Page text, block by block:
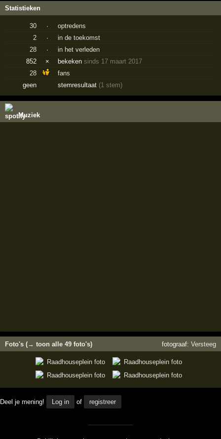
Statistieken
30 ·
optredens
2
·
in de toekomst
28
·
in het verleden
852
× bekekensinds 17 maart 2017
28
fans
geen
stemresultaat (1 stem)
Muziek
Foto's (→ toon alle 49 foto's) fotograaf: Versteeg
Deel je mening! Log in of registreer